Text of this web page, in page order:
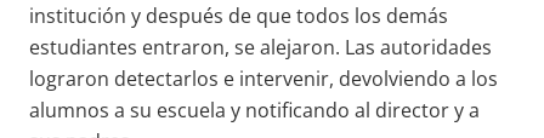
institución y después de que todos los demás
estudiantes entraron, se alejaron. Las autoridades
lograron detectarlos e intervenir, devolviendo a los
alumnos a su escuela y notificando al director y a